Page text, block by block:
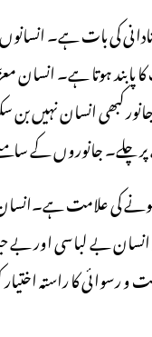
کی بات ہے۔
پابند ہوتا ہے۔ انسان
کبھی انسان نہیں
چلے۔ جانوروں کے
کی علامت
بے لباسی اور بے
رسوائی کا راستہ